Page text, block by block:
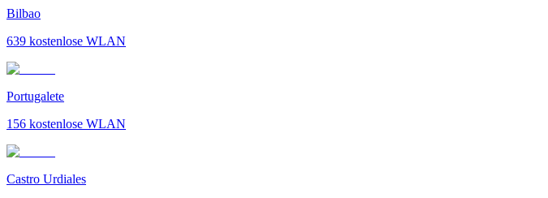
Bilbao
639 kostenlose WLAN
Portugalete
156 kostenlose WLAN
Castro Urdiales